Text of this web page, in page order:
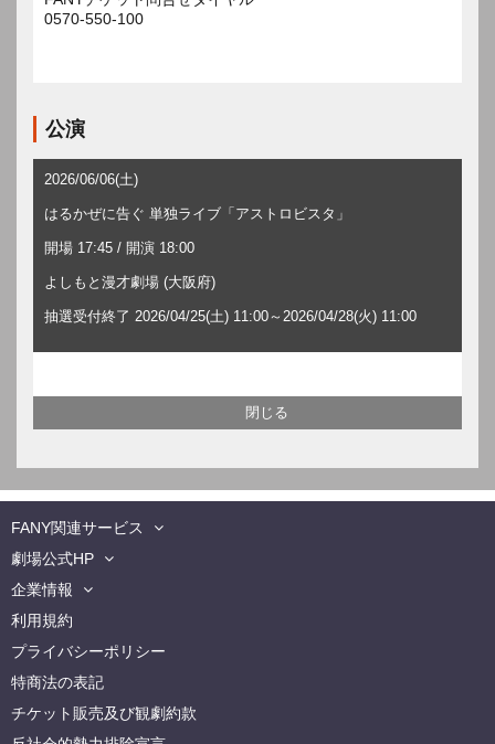
0570-550-100
公演
2026/06/06(土)
はるかぜに告ぐ 単独ライブ「アストロビスタ」
開場 17:45 / 開演 18:00
よしもと漫才劇場 (大阪府)
抽選受付終了 2026/04/25(土) 11:00～2026/04/28(火) 11:00
FANY関連サービス
劇場公式HP
企業情報
利用規約
プライバシーポリシー
特商法の表記
チケット販売及び観劇約款